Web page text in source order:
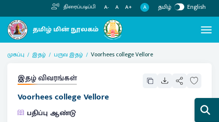
திரைப்படிப்பி A- A A+ A தமிழ் English
முகப்பு இதழ் பருவ இதழ் Voorhees college Vellore
இதழ் விவரங்கள்
Voorhees college Vellore
பதிப்பு ஆண்டு